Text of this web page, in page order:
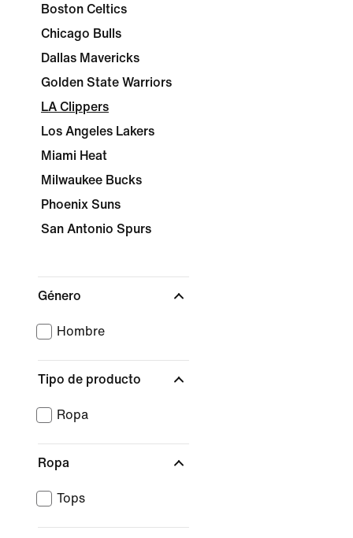
Boston Celtics
Chicago Bulls
Dallas Mavericks
Golden State Warriors
LA Clippers
Los Angeles Lakers
Miami Heat
Milwaukee Bucks
Phoenix Suns
San Antonio Spurs
Género
Hombre
Tipo de producto
Ropa
Ropa
Tops